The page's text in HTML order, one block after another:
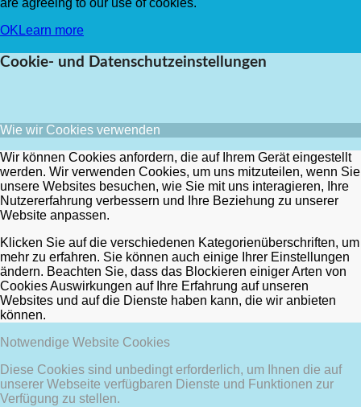
OK Learn more
Cookie- und Datenschutzeinstellungen
Wie wir Cookies verwenden
Wir können Cookies anfordern, die auf Ihrem Gerät eingestellt
werden. Wir verwenden Cookies, um uns mitzuteilen, wenn Sie
unsere Websites besuchen, wie Sie mit uns interagieren, Ihre
Nutzererfahrung verbessern und Ihre Beziehung zu unserer
Website anpassen.
Klicken Sie auf die verschiedenen Kategorienüberschriften, um
mehr zu erfahren. Sie können auch einige Ihrer Einstellungen
ändern. Beachten Sie, dass das Blockieren einiger Arten von
Cookies Auswirkungen auf Ihre Erfahrung auf unseren
Websites und auf die Dienste haben kann, die wir anbieten
können.
Notwendige Website Cookies
Diese Cookies sind unbedingt erforderlich, um Ihnen die auf
unserer Webseite verfügbaren Dienste und Funktionen zur
Verfügung zu stellen.